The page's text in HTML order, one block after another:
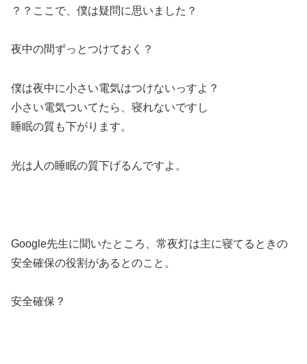
？？ここで、僕は疑問に思いました？
夜中の間ずっとつけておく？
僕は夜中に小さい電気はつけないっすよ？
小さい電気ついてたら、寝れないですし
睡眠の質も下がります。
光は人の睡眠の質下げるんですよ。
Google先生に聞いたところ、常夜灯は主に寝てるときの
安全確保の役割があるとのこと。
安全確保？